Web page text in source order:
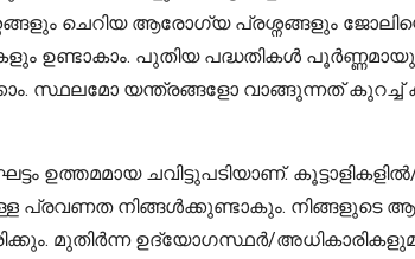
ചെറിയ ആരോഗ്യ പ്രശ്നങ്ങളും ജോലിയെ
പുതിയ പദ്ധതികൾ പൂർണ്ണമായും
സ്ഥലമോ യന്ത്രങ്ങളോ വാങ്ങുന്നത് കുറച്ച്
ചവിട്ടുപടിയാണ്.
പ്രവണത നിങ്ങൾക്കുണ്ടാകും.
മുതിർന്ന ഉദ്യോഗസ്ഥർ/